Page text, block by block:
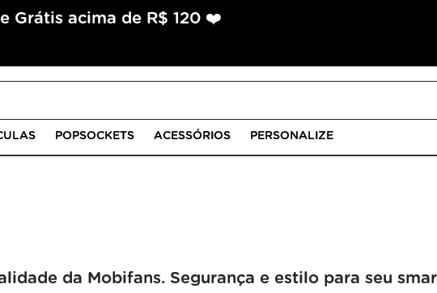
Grátis acima de R$ 120 ❤️
POPSOCKETS ACESSÓRIOS PERSONALIZE
da Mobifans. Segurança e estilo para seu